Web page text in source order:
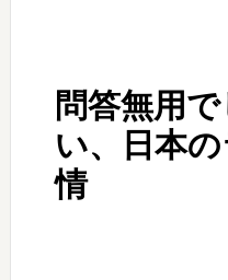
問答無用
い、日本
情